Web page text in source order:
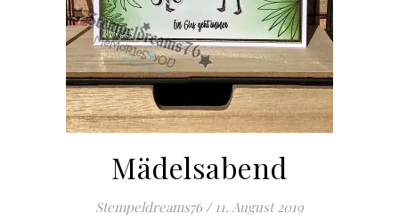
Mädelsabend
Stempeldreams76 / 11. August 2019